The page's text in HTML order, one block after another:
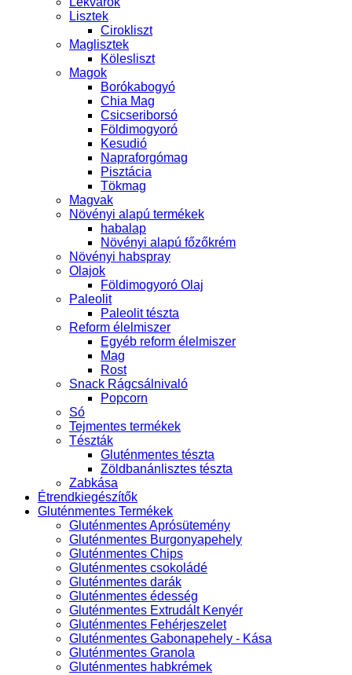
Lisztek
Cirokliszt
Maglisztek
Kölesliszt
Magok
Borókabogyó
Chia Mag
Csicseriborsó
Földimogyoró
Kesudió
Napraforgómag
Pisztácia
Tökmag
Magvak
Növényi alapú termékek
habalap
Növényi alapú főzőkrém
Növényi habspray
Olajok
Földimogyoró Olaj
Paleolit
Paleolit tészta
Reform élelmiszer
Egyéb reform élelmiszer
Mag
Rost
Snack Rágcsálnivaló
Popcorn
Só
Tejmentes termékek
Tészták
Gluténmentes tészta
Zöldbanánlisztes tészta
Zabkása
Étrendkiegészítők
Gluténmentes Termékek
Gluténmentes Aprósütemény
Gluténmentes Burgonyapehely
Gluténmentes Chips
Gluténmentes csokoládé
Gluténmentes darák
Gluténmentes édesség
Gluténmentes Extrudált Kenyér
Gluténmentes Fehérjeszelet
Gluténmentes Gabonapehely - Kása
Gluténmentes Granola
Gluténmentes habkrémek